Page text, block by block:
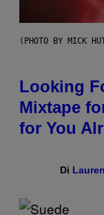
(PHOTO BY MICK
Looking
Mixtape
for You
Di